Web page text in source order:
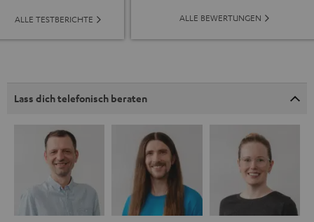
ALLE TESTBERICHTE ALLE BEWERTUNGEN
Lass dich telefonisch beraten